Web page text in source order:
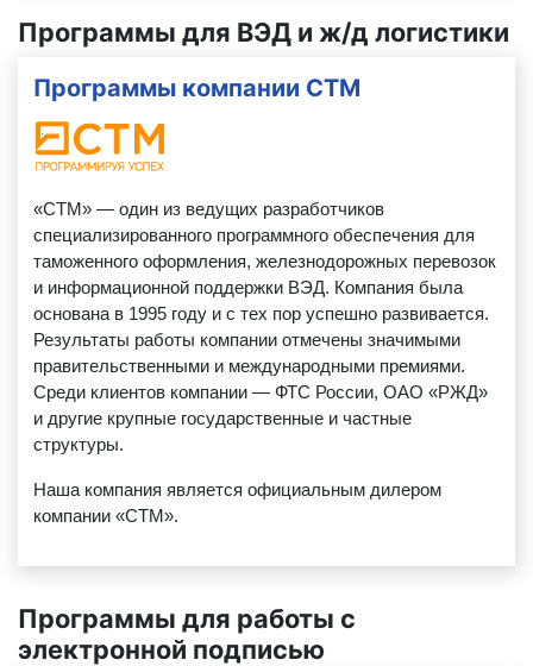
Программы для ВЭД и ж/д логистики
Программы компании СТМ
«СТМ» — один из ведущих разработчиков
специализированного программного обеспечения для
таможенного оформления, железнодорожных перевозок
и информационной поддержки ВЭД. Компания была
основана в 1995 году и с тех пор успешно развивается.
Результаты работы компании отмечены значимыми
правительственными и международными премиями.
Среди клиентов компании — ФТС России, ОАО «РЖД»
и другие крупные государственные и частные
структуры.
Наша компания является официальным дилером
компании «СТМ».
Программы для работы с
электронной подписью